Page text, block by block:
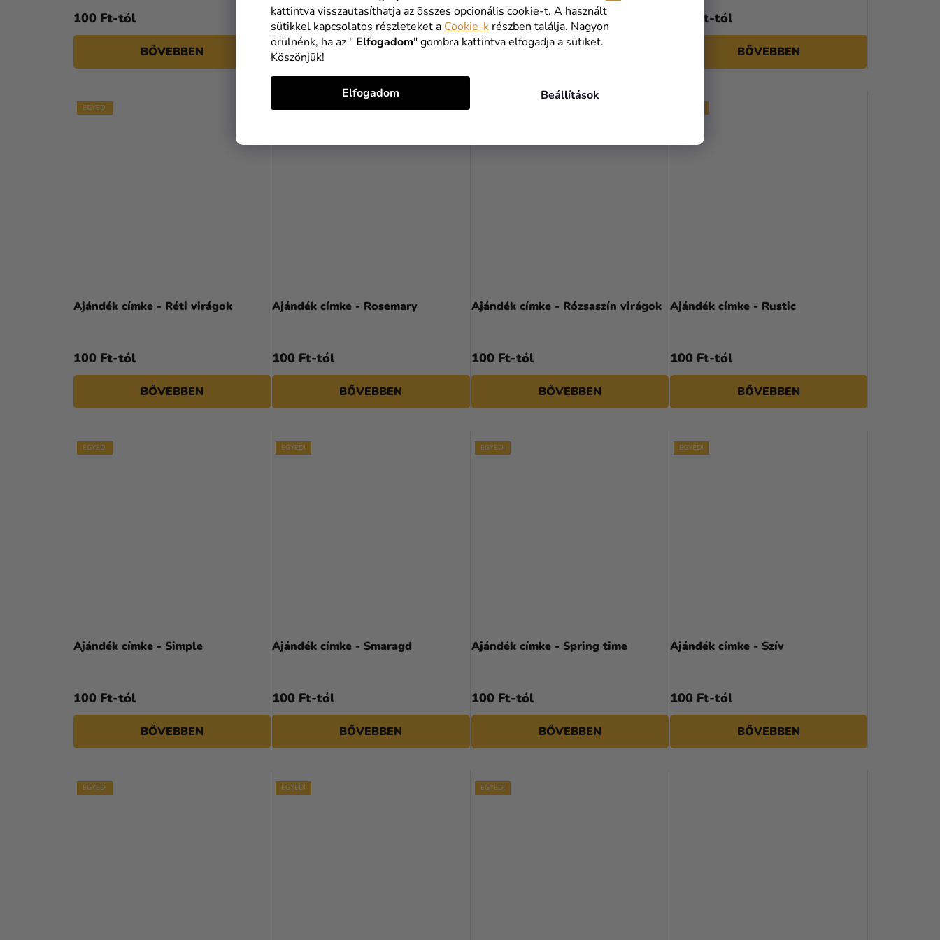
kattintva visszautasíthatja az összes opcionális cookie-t. A használt
sütikkel kapcsolatos részleteket a Cookie-k részben találja. Nagyon
örülnénk, ha az " Elfogadom" gombra kattintva elfogadja a sütiket.
Köszönjük!
Beállítások
Elfogadom
100 Ft-tól
BŐVEBBEN
100 Ft-tól
BŐVEBBEN
100 Ft-tól
BŐVEBBEN
100 Ft-tól
BŐVEBBEN
EGYEDI
Ajándék címke - Réti virágok
100 Ft-tól
BŐVEBBEN
EGYEDI
Ajándék címke - Rosemary
100 Ft-tól
BŐVEBBEN
Ajándék címke - Rózsaszín virágok
100 Ft-tól
BŐVEBBEN
Ajándék címke - Rustic
100 Ft-tól
BŐVEBBEN
EGYEDI
Ajándék címke - Simple
100 Ft-tól
BŐVEBBEN
EGYEDI
Ajándék címke - Smaragd
100 Ft-tól
BŐVEBBEN
EGYEDI
Ajándék címke - Spring time
100 Ft-tól
BŐVEBBEN
EGYEDI
Ajándék címke - Szív
100 Ft-tól
BŐVEBBEN
EGYEDI EGYEDI EGYEDI